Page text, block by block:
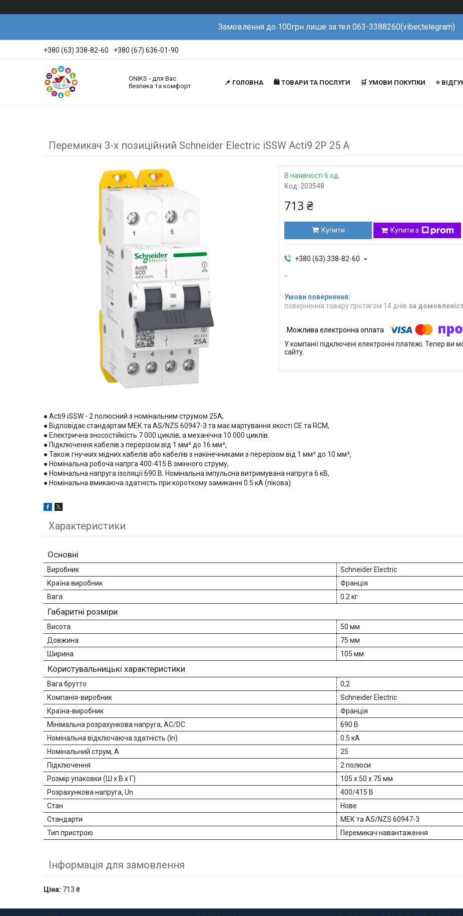
Замовлення до 100грн лише за тел 063-3388260(viber,telegram)
+380 (63) 338-82-60 +380 (67) 636-01-90
ONIKS - для Вас
безпека та комфорт
📌 ГОЛОВНА 🛍️ ТОВАРИ ТА ПОСЛУГИ 🛒 УМОВИ ПОКУПКИ ⭐️
Перемикач 3-х позиційний Schneider Electric iSSW Acti9 2P 25 A
В наявності 6 од.
Код: 203548
713 ₴
Купити Купити з
+380 (63) 338-82-60
повернення товару протягом 14 днів за
У компанії підключені електронні платежі. Тепер
сайту.
● Acti9 iSSW - 2 полюсний з номінальним струмом 25A,
● Відповідає стандартам МЕК та AS/NZS 60947-3 та має мартування якості CE та RCM,
● Електрична зносостійкість 7 000 циклів, а механічна 10 000 циклів.
● Підключення кабелів з перерізом від 1 мм² до 16 мм²,
● Також гнучких мідних кабелів або кабелів з накінечниками з перерізом від 1 мм² до 10 мм²,
● Номінальна робоча напрга 400-415 В змінного струму,
● Номінальна напруга ізоляції 690 В. Номінальна імпульсна витримувана напруга 6 кВ,
● Номінальна вмикаюча здатність при короткому замиканні 0.5 кА (пікова).
Характеристики
Основні
Виробник
Schneider Electric
Країна виробник
Франція
Вага
0.2 кг
Габаритні розміри
Висота
50 мм
Довжина
75 мм
Ширина
105 мм
Користувальницькі характеристики
Вага брутто
0,2
Компанія-виробник
Schneider Electric
Країна-виробник
Франція
Мінімальна розрахункова напруга, AC/DC
690 В
Номінальна відключаюча здатність (In)
0.5 кА
Номінальний струм, А
25
Підключення
2 полюси
Розмір упаковки (Ш х В х Г)
105 x 50 x 75 мм
Розрахункова напруга, Un
400/415 В
Стан
Нове
Стандарти
МЕК та AS/NZS 60947-3
Тип пристрою
Перемикач навантаження
Інформація для замовлення
Ціна: 713 ₴